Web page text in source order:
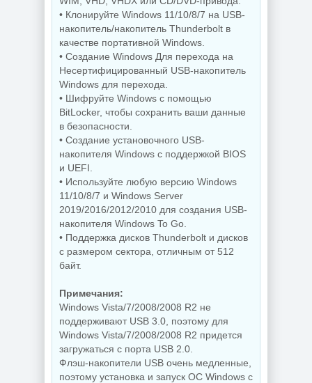
Видеозапись с
монитора
TechSmith
Camtasia 2026.1.4
Build 18353 by
elchupacabra
Копирование
дисков
BurnAware
Premium 19.2
Звуковой
редактор
GoldWave 7.05
NEW
Редактор
изображений
FastStone Capture
NEW
Деинсталлятор
программ IObit
15.6.0.6
Дефрагментатор
дисков O&O
Defrag
Professional +
Server 31.3 Build
26064 by KpoJIuK
• Клонируйте Windows 11/10/8/7 на USB-
накопитель/накопитель Thunderbolt в
качестве портативной Windows.
• Создание Windows Для перехода на
Несертифицированный USB-накопитель
Windows для перехода.
• Шифруйте Windows с помощью
BitLocker, чтобы сохранить ваши данные
в безопасности.
• Создание установочного USB-
накопителя Windows с поддержкой BIOS
и UEFI.
• Используйте любую версию Windows
11/10/8/7 и Windows Server
2019/2016/2012/2010 для создания USB-
накопителя Windows To Go.
• Поддержка дисков Thunderbolt и дисков
с размером сектора, отличным от 512
байт.
Примечания:
Windows Vista/7/2008/2008 R2 не
поддерживают USB 3.0, поэтому для
Windows Vista/7/2008/2008 R2 придется
загружаться с порта USB 2.0.
Флэш-накопители USB очень медленные,
поэтому установка и запуск ОС Windows с